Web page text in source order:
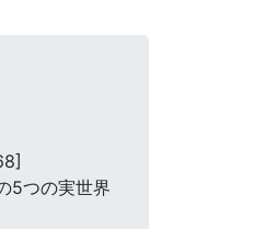
5つの実世界